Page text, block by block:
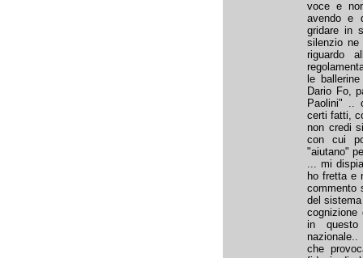
voce e
avendo e
gridare in
silenzio
riguardo
le
Dario Fo,
Paolini" ..
certi fatti,
non credi
con cui
"aiutano"
... mi
ho fretta e
commento
del
cognizione
in questo
che